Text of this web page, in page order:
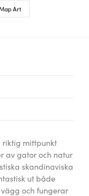
Art
riktig mittpunkt
av gator och natur
skandinaviska
ut både
och fungerar